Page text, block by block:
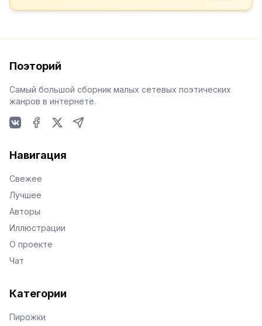
Поэторий
Самый большой сборник малых сетевых поэтических
жанров в интернете.
Навигация
Свежее
Лучшее
Авторы
Иллюстрации
О проекте
Чат
Категории
Пирожки